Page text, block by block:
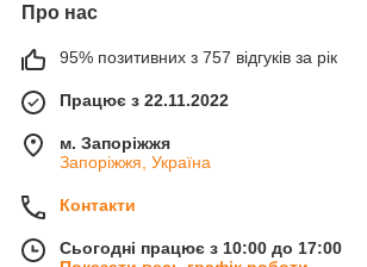
Про нас
95% позитивних з 757 відгуків за рік
Працює з 22.11.2022
м. Запоріжжя
Запоріжжя, Україна
Контакти
Сьогодні працює з 10:00 до 17:00